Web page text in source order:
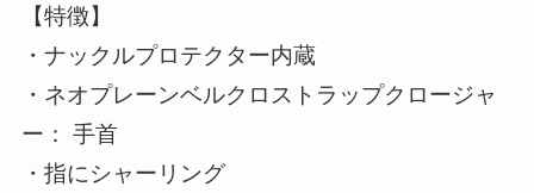
【特徴】
・ナックルプロテクター内蔵
・ネオプレーンベルクロストラップクロージャ
ー： 手首
・指にシャーリング